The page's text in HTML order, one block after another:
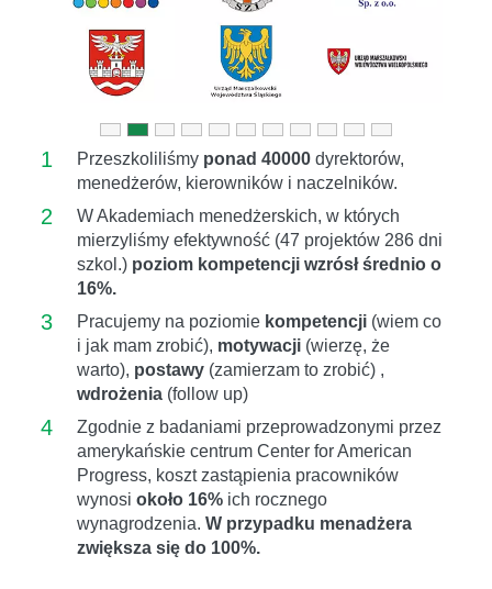
1 Przeszkoliliśmy ponad 40000 dyrektorów,
menedżerów, kierowników i naczelników.
2
W Akademiach menedżerskich, w których
mierzyliśmy efektywność (47 projektów 286 dni
szkol.) poziom kompetencji wzrósł średnio o
16%.
3 Pracujemy na poziomie kompetencji (wiem co
i jak mam zrobić), motywacji (wierzę, że
warto), postawy (zamierzam to zrobić) ,
wdrożenia (follow up)
4
Zgodnie z badaniami przeprowadzonymi przez
amerykańskie centrum Center for American
Progress, koszt zastąpienia pracowników
wynosi około 16% ich rocznego
wynagrodzenia. W przypadku menadżera
zwiększa się do 100%.